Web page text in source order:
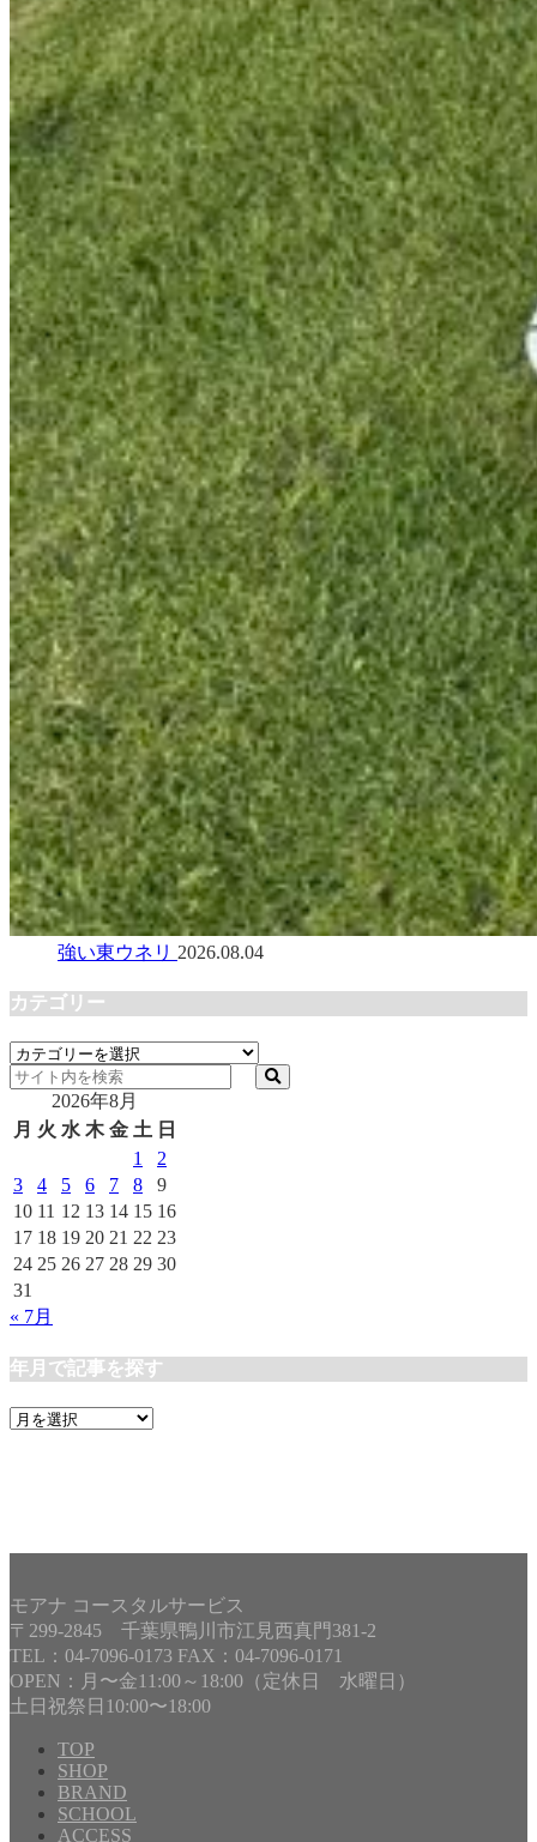
強い東ウネリ 2026.08.04
カテゴリー
カ
テ
リ
2026年8月
月 火 水 木 金 土 日
1
2
3
4 5 6 7 8
9
10 11 12 13 14 15 16
17 18 19 20 21 22 23
24 25 26 27 28 29 30
31
« 7月
年月で記事を探す
年
モアナ コースタルサービス
〒299-2845 千葉県鴨川市江見西真門381-2
TEL：04-7096-0173 FAX：04-7096-0171
OPEN：月〜金11:00～18:00（定休日 水曜日）
土日祝祭日10:00〜18:00
TOP
SHOP
BRAND
SCHOOL
ACCESS
Copyright©MOANA COASTAL SERVICE
Reserved.